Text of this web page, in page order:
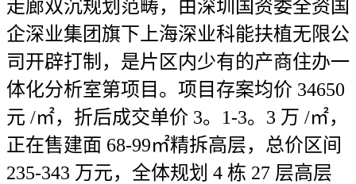
走廊双沉规划范畴，由深圳国资委全资国
企深业集团旗下上海深业科能扶植无限公
司开辟打制，是片区内少有的产商住办一
体化分析室第项目。项目存案均价 34650
元 /㎡，折后成交单价 3。1-3。3 万 /㎡，
正在售建面 68-99㎡精拆高层，总价区间
235-343 万元，全体规划 4 栋 27 层高层